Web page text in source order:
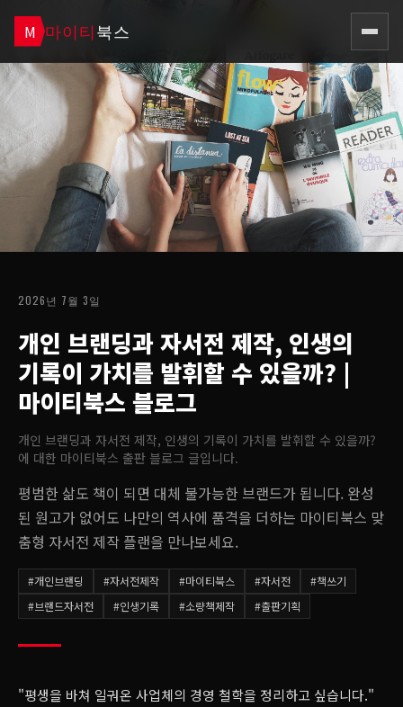
M 마이티북스
2026년 7월 3일
개인 브랜딩과 자서전 제작, 인생의
기록이 가치를 발휘할 수 있을까? |
마이티북스 블로그
개인 브랜딩과 자서전 제작, 인생의 기록이 가치를 발휘할 수 있을까?
에 대한 마이티북스 출판 블로그 글입니다.
평범한 삶도 책이 되면 대체 불가능한 브랜드가 됩니다. 완성
된 원고가 없어도 나만의 역사에 품격을 더하는 마이티북스 맞
춤형 자서전 제작 플랜을 만나보세요.
#개인브랜딩 #자서전제작 #마이티북스 #자서전 #책쓰기
#브랜드자서전 #인생기록 #소량책제작 #출판기획
"평생을 바쳐 일궈온 사업체의 경영 철학을 정리하고 싶습니다."